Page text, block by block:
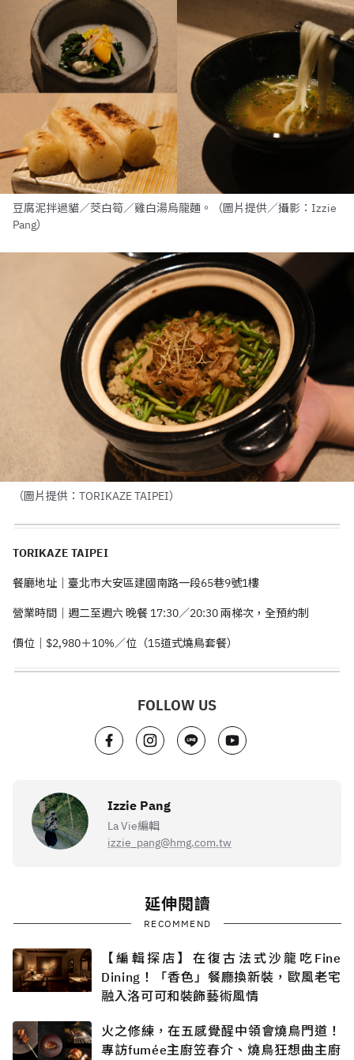
豆腐泥拌過貓／茭白筍／雞白湯烏龍麵。（圖片提供／攝影：Izzie
Pang）
（圖片提供：TORIKAZE TAIPEI）
TORIKAZE TAIPEI
餐廳地址｜臺北市大安區建國南路一段65巷9號1樓
營業時間｜週二至週六 晚餐 17:30／20:30兩梯次，全預約制
價位｜ $2,980＋10%／位（15道式燒鳥套餐）
FOLLOW US
Izzie Pang
La Vie編輯
izzie_pang@hmg.com.tw
延伸閱讀
RECOMMEND
【編輯探店】在復古法式沙龍吃Fine
Dining！「香色」餐廳換新裝，歐風老宅
融入洛可可和裝飾藝術風情
火之修練，在五感覺醒中領會燒鳥門道！
專訪fumée主廚笠春介、燒鳥狂想曲主廚